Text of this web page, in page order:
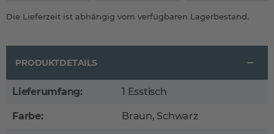
Die Lieferzeit ist abhängig vom verfügbaren Lagerbestand.
PRODUKTDETAILS
Lieferumfang: 1 Esstisch
Farbe: Braun, Schwarz